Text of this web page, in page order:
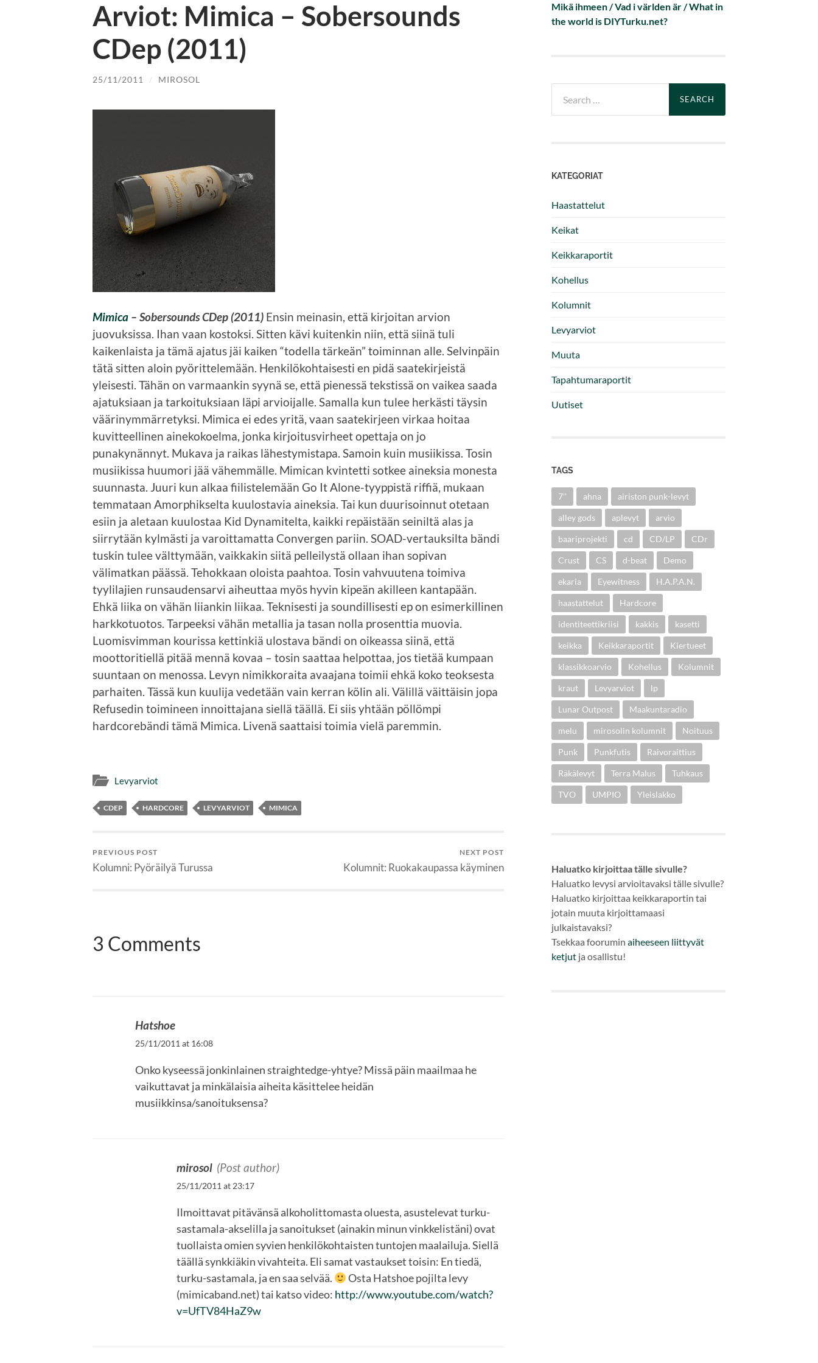
Arviot: Mimica – Sobersounds
CDep (2011)
25/11/2011 / MIROSOL
Mimica – Sobersounds CDep (2011) Ensin meinasin, että kirjoitan arvion
juovuksissa. Ihan vaan kostoksi. Sitten kävi kuitenkin niin, että siinä tuli
kaikenlaista ja tämä ajatus jäi kaiken “todella tärkeän” toiminnan alle. Selvinpäin
tätä sitten aloin pyörittelemään. Henkilökohtaisesti en pidä saatekirjeistä
yleisesti. Tähän on varmaankin syynä se, että pienessä tekstissä on vaikea saada
ajatuksiaan ja tarkoituksiaan läpi arvioijalle. Samalla kun tulee herkästi täysin
väärinymmärretyksi. Mimica ei edes yritä, vaan saatekirjeen virkaa hoitaa
kuvitteellinen ainekokoelma, jonka kirjoitusvirheet opettaja on jo
punakynännyt. Mukava ja raikas lähestymistapa. Samoin kuin musiikissa. Tosin
musiikissa huumori jää vähemmälle. Mimican kvintetti sotkee aineksia monesta
suunnasta. Juuri kun alkaa fiilistelemään Go It Alone-tyyppistä riffiä, mukaan
temmataan Amorphikselta kuulostavia aineksia. Tai kun duurisoinnut otetaan
esiin ja aletaan kuulostaa Kid Dynamitelta, kaikki repäistään seiniltä alas ja
siirrytään kylmästi ja varoittamatta Convergen pariin. SOAD-vertauksilta bändi
tuskin tulee välttymään, vaikkakin siitä pelleilystä ollaan ihan sopivan
välimatkan päässä. Tehokkaan oloista paahtoa. Tosin vahvuutena toimiva
tyylilajien runsaudensarvi aiheuttaa myös hyvin kipeän akilleen kantapään.
Ehkä liika on vähän liiankin liikaa. Teknisesti ja soundillisesti ep on esimerkillinen
harkkotuotos. Tarpeeksi vähän metallia ja tasan nolla prosenttia muovia.
Luomisvimman kourissa kettinkiä ulostava bändi on oikeassa siinä, että
moottoritiellä pitää mennä kovaa – tosin saattaa helpottaa, jos tietää kumpaan
suuntaan on menossa. Levyn nimikkoraita avaajana toimii ehkä koko teoksesta
parhaiten. Tässä kun kuulija vedetään vain kerran kölin ali. Välillä väittäisin jopa
Refusedin toimineen innoittajana siellä täällä. Ei siis yhtään pöllömpi
hardcorebändi tämä Mimica. Livenä saattaisi toimia vielä paremmin.
Levyarviot
CDEP HARDCORE LEVYARVIOT MIMICA
PREVIOUS POST
Kolumni: Pyöräilyä Turussa
NEXT POST
Kolumnit: Ruokakaupassa käyminen
3 Comments
Hatshoe
25/11/2011 at 16:08
Onko kyseessä jonkinlainen straightedge-yhtye? Missä päin maailmaa he
vaikuttavat ja minkälaisia aiheita käsittelee heidän
musiikkinsa/sanoituksensa?
mirosol (Post author)
25/11/2011 at 23:17
Ilmoittavat pitävänsä alkoholittomasta oluesta, asustelevat turku-
sastamala-akselilla ja sanoitukset (ainakin minun vinkkelistäni) ovat
tuollaista omien syvien henkilökohtaisten tuntojen maalailuja. Siellä
täällä synkkiäkin vivahteita. Eli samat vastaukset toisin: En tiedä,
turku-sastamala, ja en saa selvää.
Osta Hatshoe pojilta levy
(mimicaband.net) tai katso video: http://www.youtube.com/watch?
v=UfTV84HaZ9w
Mikä ihmeen / Vad i världen är / What in
the world is DIYTurku.net?
for:
KATEGORIAT
Haastattelut
Keikat
Keikkaraportit
Kohellus
Kolumnit
Levyarviot
Muuta
Tapahtumaraportit
Uutiset
TAGS
7'' ahna airiston punk-levyt
alley gods aplevyt arvio
baariprojekti cd CD/LP CDr
Crust CS d-beat Demo
ekaria Eyewitness H.A.P.A.N.
haastattelut Hardcore
identiteettikriisi kakkis kasetti
keikka Keikkaraportit Kiertueet
klassikkoarvio Kohellus Kolumnit
kraut Levyarviot lp
Lunar Outpost Maakuntaradio
melu mirosolin kolumnit Noituus
Punk Punkfutis Raivoraittius
Räkälevyt Terra Malus Tuhkaus
TVO UMPIO Yleislakko
Haluatko kirjoittaa tälle sivulle?
Haluatko levysi arvioitavaksi tälle sivulle?
Haluatko kirjoittaa keikkaraportin tai
jotain muuta kirjoittamaasi
julkaistavaksi?
Tsekkaa foorumin aiheeseen liittyvät
ketjut ja osallistu!